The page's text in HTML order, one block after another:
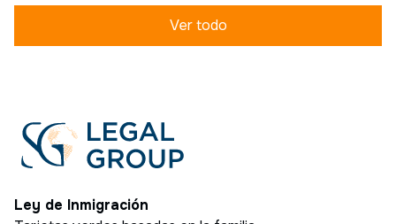
Ver todo
Ley de Inmigración